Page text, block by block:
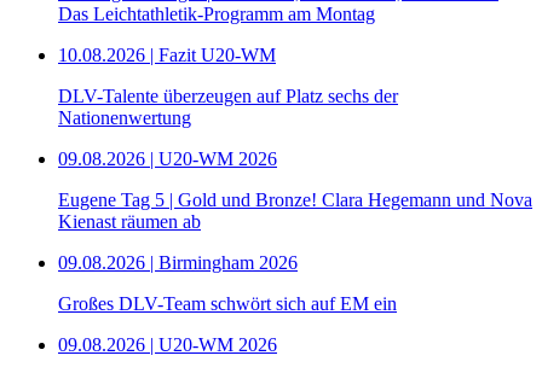
Das Leichtathletik-Programm am Montag
10.08.2026 | Fazit U20-WM
DLV-Talente überzeugen auf Platz sechs der
Nationenwertung
09.08.2026 | U20-WM 2026
Eugene Tag 5 | Gold und Bronze! Clara Hegemann und Nova
Kienast räumen ab
09.08.2026 | Birmingham 2026
Großes DLV-Team schwört sich auf EM ein
09.08.2026 | U20-WM 2026